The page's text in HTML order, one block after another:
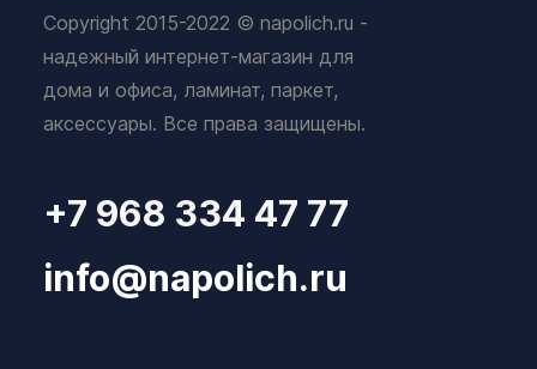
Copyright 2015-2022 © napolich.ru -
надежный интернет-магазин для
дома и офиса, ламинат, паркет,
аксессуары. Все права защищены.
+7 968 334 47 77
info@napolich.ru